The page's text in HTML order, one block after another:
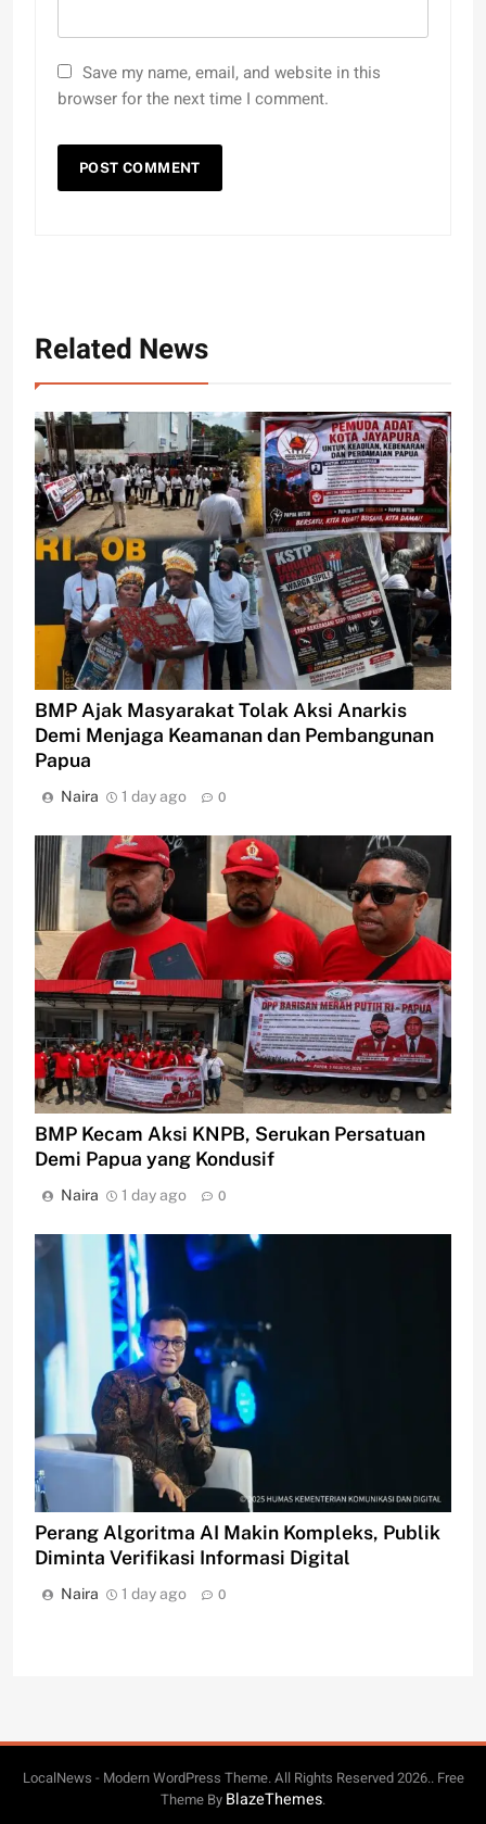
Save my name, email, and website in this
browser for the next time I comment.
Related News
BMP Ajak Masyarakat Tolak Aksi Anarkis
Demi Menjaga Keamanan dan Pembangunan
Papua
Naira 1 day ago 0
BMP Kecam Aksi KNPB, Serukan Persatuan
Demi Papua yang Kondusif
Naira 1 day ago 0
Perang Algoritma AI Makin Kompleks, Publik
Diminta Verifikasi Informasi Digital
Naira 1 day ago 0
LocalNews - Modern WordPress Theme. All Rights Reserved 2026.. Free
Theme By BlazeThemes.